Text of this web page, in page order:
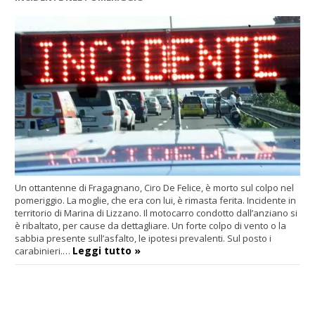
Un ottantenne di Fragagnano, Ciro De Felice, è morto sul colpo nel
pomeriggio. La moglie, che era con lui, è rimasta ferita. Incidente in
territorio di Marina di Lizzano. Il motocarro condotto dall’anziano si
è ribaltato, per cause da dettagliare. Un forte colpo di vento o la
sabbia presente sull’asfalto, le ipotesi prevalenti. Sul posto i
carabinieri.… Leggi tutto »